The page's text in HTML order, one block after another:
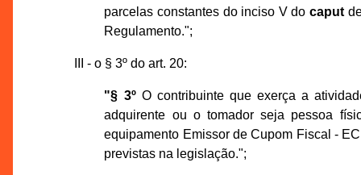
parcelas constantes do inciso V docaput
Regulamento.";
III - o § 3º do art. 20:
"§ 3ºO contribuinte que exerça a
adquirente ou o tomador seja pessoa
equipamento Emissor de Cupom Fiscal -
previstas na legislação.";